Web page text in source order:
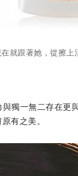
就跟著她，從擦上
獨一無二存在
有之美。